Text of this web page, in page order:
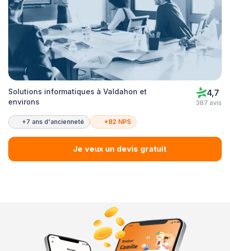
Solutions informatiques à Valdahon et
environs
4,7
387 avis
+7 ans d'ancienneté +82 NPS
Je veux un devis gratuit